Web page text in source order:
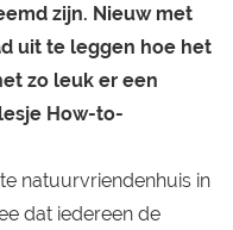
zijn. Nieuw met
uit te leggen hoe het
zo leuk er een
How-to-
natuurvriendenhuis in
dat iedereen de